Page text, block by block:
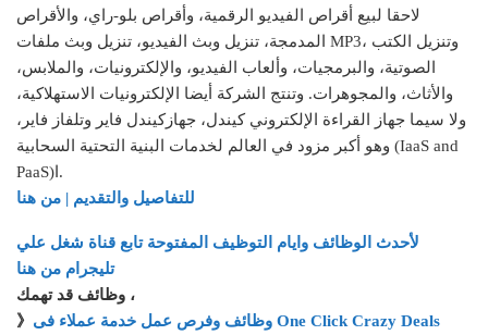
لاحقا لبيع أقراص الفيديو الرقمية، وأقراص بلو-راي، والأقراص
المدمجة، تنزيل وبث الفيديو، تنزيل وبث ملفات MP3، وتنزيل الكتب
الصوتية، والبرمجيات، وألعاب الفيديو، والإلكترونيات، والملابس،
والأثاث، والمجوهرات. وتنتج الشركة أيضا الإلكترونيات الاستهلاكية،
ولا سيما جهاز القراءة الإلكتروني كيندل، جهازكيندل فاير وتلفاز فاير،
وهو أكبر مزود في العالم لخدمات البنية التحتية السحابية (IaaS and
PaaS)ا.
للتفاصيل والتقديم | من هنا
لأحدث الوظائف وايام التوظيف المفتوحة تابع قناة شغل علي
تليجرام من هنا
وظائف قد تهمك ،
》
وظائف وفرص عمل خدمة عملاء فى One Click Crazy Deals